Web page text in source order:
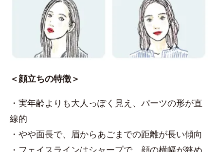
＜顔立ちの特徴＞
・実年齢よりも大人っぽく見え、パーツの形が直
線的
・やや面長で、眉からあごまでの距離が長い傾向
・フェイスラインはシャープで、顔の横幅が狭め